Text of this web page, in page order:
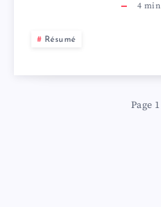
4
Résumé
Page